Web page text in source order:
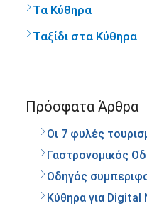
Τα Κύθηρα
Ταξίδι στα Κύθηρα
Πρόσφατα Άρθρα
Οι 7 φυλές
Γαστρονομικός
Οδηγός
Κύθηρα για Digital